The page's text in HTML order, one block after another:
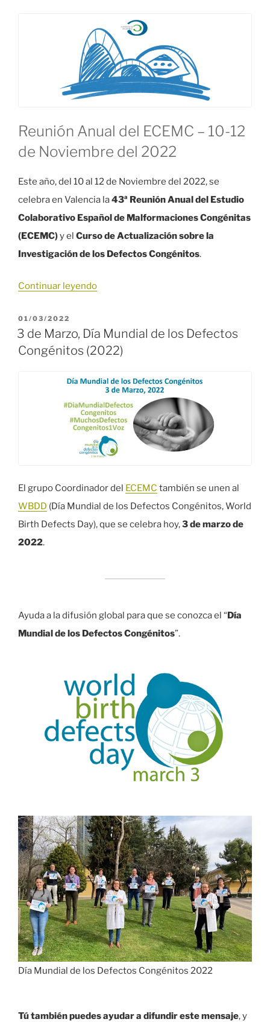
Reunión Anual del ECEMC – 10-12
de Noviembre del 2022
Este año, del 10 al 12 de Noviembre del 2022, se
celebra en Valencia la43ª Reunión Anual del Estudio
Colaborativo Español de Malformaciones Congénitas
(ECEMC)y el Curso de Actualización sobre la
Investigación de los Defectos Congénitos.
Continuar leyendo«43ª
del
ECEMC
(2022)»
PUBLICADO
EL
01/03/2022
3 de Marzo, Día Mundial de los Defectos
Congénitos (2022)
El grupo Coordinador del ECEMC también se unen al
WBDD (Día Mundial de los Defectos Congénitos, World
Birth Defects Day), que se celebra hoy,3 de marzo de
2022.
Ayuda a la difusión global para que se conozca el “Día
Mundial de los Defectos Congénitos”.
Día Mundial de los Defectos Congénitos 2022
Tú también puedes ayudar a difundir este mensaje, y